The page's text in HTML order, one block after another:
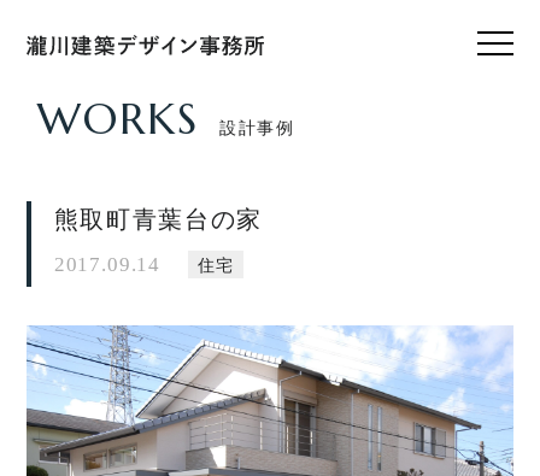
WORKS 設計事例
熊取町青葉台の家
2017.09.14 住宅
CONCEPT 私たちのこと
WORKS 設計実績
VOICE お客様の声